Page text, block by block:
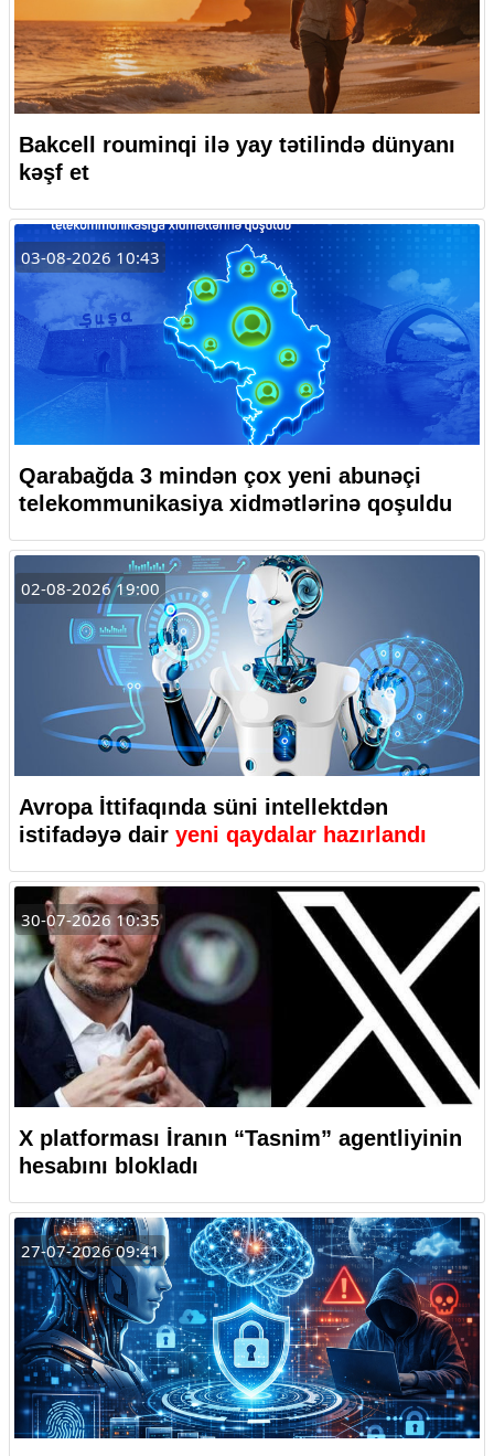
Bakcell rouminqi ilə yay tətilində dünyanı
kəşf et
03-08-2026 10:43
Qarabağda 3 mindən çox yeni abunəçi
telekommunikasiya xidmətlərinə qoşuldu
02-08-2026 19:00
Avropa İttifaqında süni intellektdən
istifadəyə dair yeni qaydalar hazırlandı
30-07-2026 10:35
X platforması İranın “Tasnim” agentliyinin
hesabını blokladı
27-07-2026 09:41